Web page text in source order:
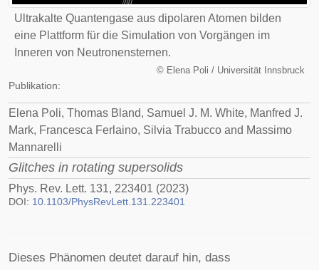
Ultrakalte Quantengase aus dipolaren Atomen bilden
eine Plattform für die Simulation von Vorgängen im
Inneren von Neutronensternen.
© Elena Poli / Universität Innsbruck
Publikation:
Elena Poli, Thomas Bland, Samuel J. M. White, Manfred J.
Mark, Francesca Ferlaino, Silvia Trabucco and Massimo
Mannarelli
Glitches in rotating supersolids
Phys. Rev. Lett. 131, 223401 (2023)
DOI: 10.1103/PhysRevLett.131.223401
Dieses Phänomen deutet darauf hin, dass